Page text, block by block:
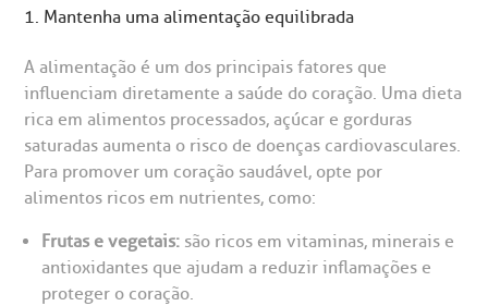
R. Martiniano de Carvalho, 965
CEP: 01323-001 | Bela Vista
São Paulo - SP
Clínica Medicina da Mulher
Conosco
de Benchmarking
frequentes
de Sangue
1. Mantenha uma alimentação equilibrada
A alimentação é um dos principais fatores que
influenciam diretamente a saúde do coração. Uma dieta
rica em alimentos processados, açúcar e gorduras
saturadas aumenta o risco de doenças cardiovasculares.
Para promover um coração saudável, opte por
alimentos ricos em nutrientes, como:
Frutas e vegetais: são ricos em vitaminas, minerais e
antioxidantes que ajudam a reduzir inflamações e
proteger o coração.